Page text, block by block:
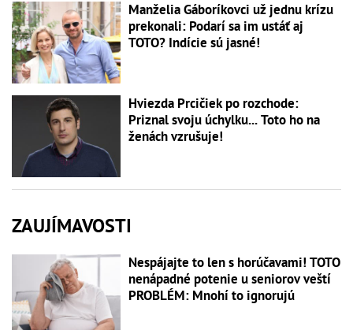
Manželia Gáboríkovci už jednu krízu
prekonali: Podarí sa im ustáť aj
TOTO? Indície sú jasné!
Hviezda Prcičiek po rozchode:
Priznal svoju úchylku... Toto ho na
ženách vzrušuje!
ZAUJÍMAVOSTI
Nespájajte to len s horúčavami! TOTO
nenápadné potenie u seniorov veští
PROBLÉM: Mnohí to ignorujú